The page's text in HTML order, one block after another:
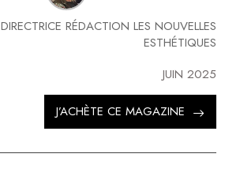
DIRECTRICE RÉDACTION LES NOUVELLES
ESTHÉTIQUES
JUIN 2025
J’ACHÈTE CE MAGAZINE